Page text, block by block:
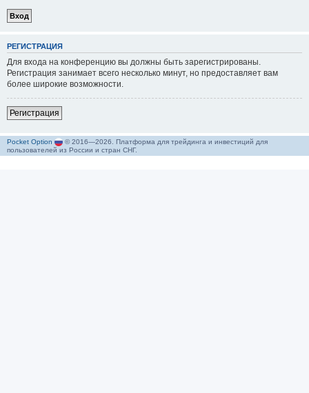
РЕГИСТРАЦИЯ
Для входа на конференцию вы должны быть зарегистрированы.
Регистрация занимает всего несколько минут, но предоставляет вам
более широкие возможности.
Регистрация
Pocket Option
© 2016—2026. Платформа для трейдинга и инвестиций для
пользователей из России и стран СНГ.